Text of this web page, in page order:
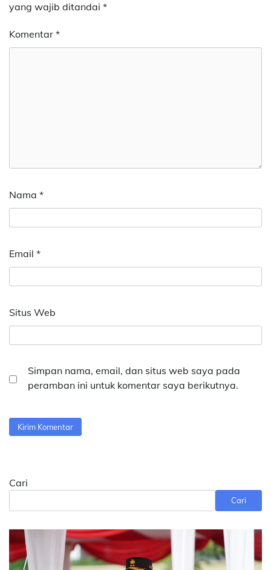
yang wajib ditandai *
Komentar *
Nama *
Email *
Situs Web
Simpan nama, email, dan situs web saya pada
peramban ini untuk komentar saya berikutnya.
Cari
Cari